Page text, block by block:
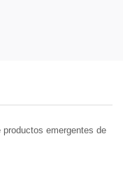
emergentes de